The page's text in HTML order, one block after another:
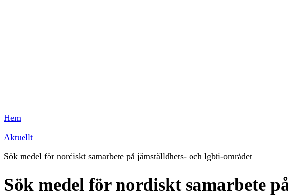
Hem
Aktuellt
Sök medel för nordiskt samarbete på jämställdhets- och lgbti-området
Sök medel för nordiskt samarbete